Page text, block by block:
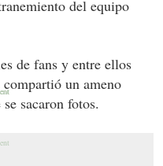
del equipo
de fans y entre ellos
un ameno
sacaron fotos.